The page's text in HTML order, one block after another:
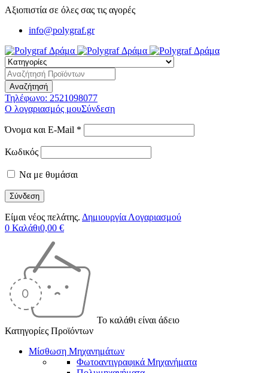
Αξιοπιστία σε όλες σας τις αγορές
info@polygraf.gr
Τηλέφωνο: 2521098077
Ο λογαριασμός μουΣύνδεση
Όνομα και E-Mail *
Κωδικός
Να με θυμάσαι
Είμαι νέος πελάτης. Δημιουργία Λογαριασμού
0 Καλάθι0,00 €
Το καλάθι είναι άδειο
Κατηγορίες Προϊόντων
Μίσθωση Μηχανημάτων
Φωτοαντιγραφικά Μηχανήματα